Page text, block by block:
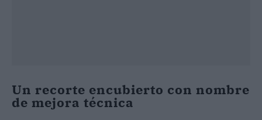
Un recorte encubierto con nombre
de mejora técnica